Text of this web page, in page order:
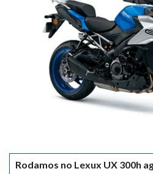
Rodamos no Lexux UX 300h